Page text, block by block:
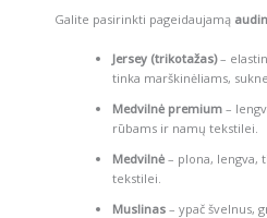
Galite pasirinkti pageidaujamą
Jersey (trikotažas)–
tinka marškinėliams,
Medvilnė premium –
rūbams ir namų tekstilei.
Medvilnė – plona, lengva,
tekstilei.
Muslinas – ypač švelnus,